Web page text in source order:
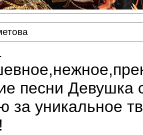
песни Девушка
за уникальное